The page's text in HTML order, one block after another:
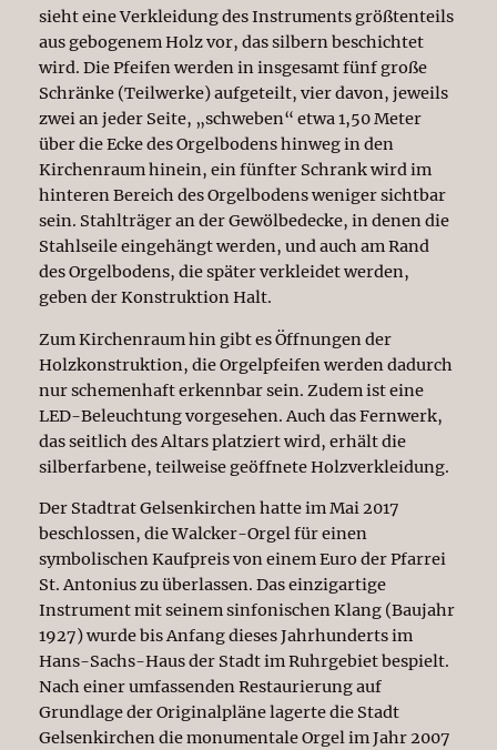
sieht eine Verkleidung des Instruments größtenteils
aus gebogenem Holz vor, das silbern beschichtet
wird. Die Pfeifen werden in insgesamt fünf große
Schränke (Teilwerke) aufgeteilt, vier davon, jeweils
zwei an jeder Seite, „schweben“ etwa 1,50 Meter
über die Ecke des Orgelbodens hinweg in den
Kirchenraum hinein, ein fünfter Schrank wird im
hinteren Bereich des Orgelbodens weniger sichtbar
sein. Stahlträger an der Gewölbedecke, in denen die
Stahlseile eingehängt werden, und auch am Rand
des Orgelbodens, die später verkleidet werden,
geben der Konstruktion Halt.
Zum Kirchenraum hin gibt es Öffnungen der
Holzkonstruktion, die Orgelpfeifen werden dadurch
nur schemenhaft erkennbar sein. Zudem ist eine
LED-Beleuchtung vorgesehen. Auch das Fernwerk,
das seitlich des Altars platziert wird, erhält die
silberfarbene, teilweise geöffnete Holzverkleidung.
Der Stadtrat Gelsenkirchen hatte im Mai 2017
beschlossen, die Walcker-Orgel für einen
symbolischen Kaufpreis von einem Euro der Pfarrei
St. Antonius zu überlassen. Das einzigartige
Instrument mit seinem sinfonischen Klang (Baujahr
1927) wurde bis Anfang dieses Jahrhunderts im
Hans-Sachs-Haus der Stadt im Ruhrgebiet bespielt.
Nach einer umfassenden Restaurierung auf
Grundlage der Originalpläne lagerte die Stadt
Gelsenkirchen die monumentale Orgel im Jahr 2007